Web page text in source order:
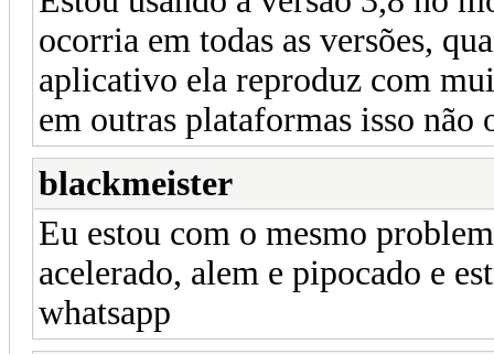
ocorria em todas as versões,
aplicativo ela reproduz com
em outras plataformas isso não
blackmeister
Eu estou com o mesmo
acelerado, alem e pipocado e
whatsapp